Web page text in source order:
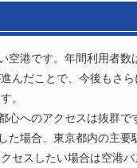
空港です。年間利用者
んだことで、今後もさ
。
心へのアクセスは抜群
た場合、東京都内の主
セスしたい場合は空港